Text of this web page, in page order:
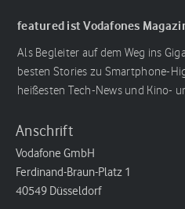
featured ist Vodafones
Als Begleiter auf dem Weg ins
besten Stories zu Smartphone-
heißesten Tech-News und Kino-
Anschrift
Vodafone GmbH
Ferdinand-Braun-Platz 1
40549 Düsseldorf